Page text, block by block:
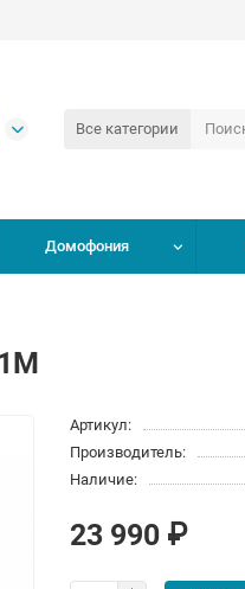
Все категории
Домофония
Артикул:
Производитель:
Наличие:
23 990 ₽